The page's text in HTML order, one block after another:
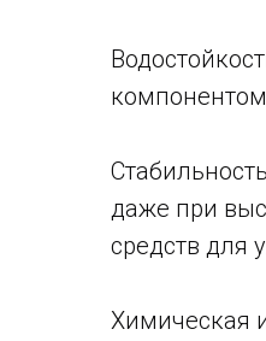
даже при
средств для
Химическая